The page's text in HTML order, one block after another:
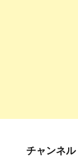
チャンネル